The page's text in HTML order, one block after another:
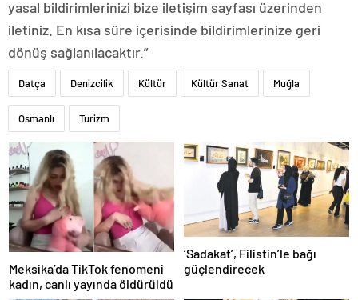
yasal bildirimlerinizi bize iletişim sayfası üzerinden
iletiniz. En kısa süre içerisinde bildirimlerinize geri
dönüş sağlanılacaktır.”
Datça Denizcilik Kültür Kültür Sanat Muğla
Osmanlı Turizm
Meksika’da TikTok fenomeni
kadın, canlı yayında öldürüldü
‘Sadakat’, Filistin’le bağı
güçlendirecek